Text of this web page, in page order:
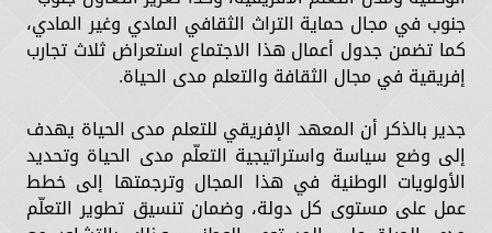
جنوب في مجال حماية التراث الثقافي المادي وغير المادي،
كما تضمن جدول أعمال هذا الاجتماع استعراض ثلاث تجارب
إفريقية في مجال الثقافة والتعلم مدى الحياة.
جدير بالذكر أن المعهد الإفريقي للتعلم مدى الحياة يهدف
إلى وضع سياسة واستراتيجية التعلّم مدى الحياة وتحديد
الأولويات الوطنية في هذا المجال وترجمتها إلى خطط
عمل على مستوى كل دولة، وضمان تنسيق تطوير التعلّم